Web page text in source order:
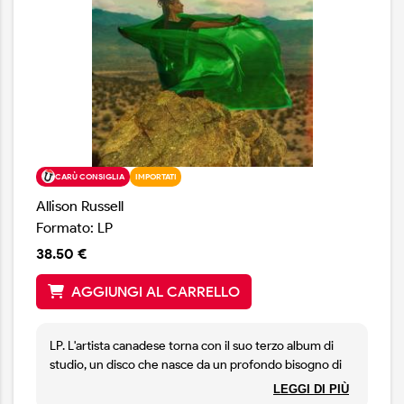
CARÙ CONSIGLIA IMPORTATI
Allison Russell
Formato: LP
38.50 €
AGGIUNGI AL CARRELLO
LP. L'artista canadese torna con il suo terzo album di
studio, un disco che nasce da un profondo bisogno di
connessione umana e che si candida come il perfetto
LEGGI DI PIÙ